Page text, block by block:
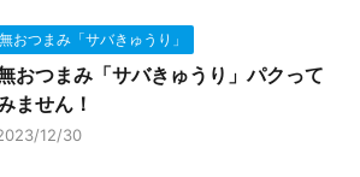
おつまみ「サバきゅうり」
おつまみ「サバきゅうり」パクって
ません！
12/30